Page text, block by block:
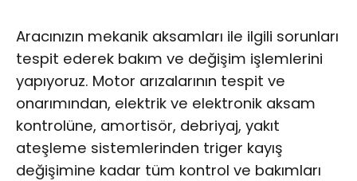
Aracınızın mekanik aksamları ile ilgili sorunları
tespit ederek bakım ve değişim işlemlerini
yapıyoruz. Motor arızalarının tespit ve
onarımından, elektrik ve elektronik aksam
kontrolüne, amortisör, debriyaj, yakıt
ateşleme sistemlerinden triger kayış
değişimine kadar tüm kontrol ve bakımları